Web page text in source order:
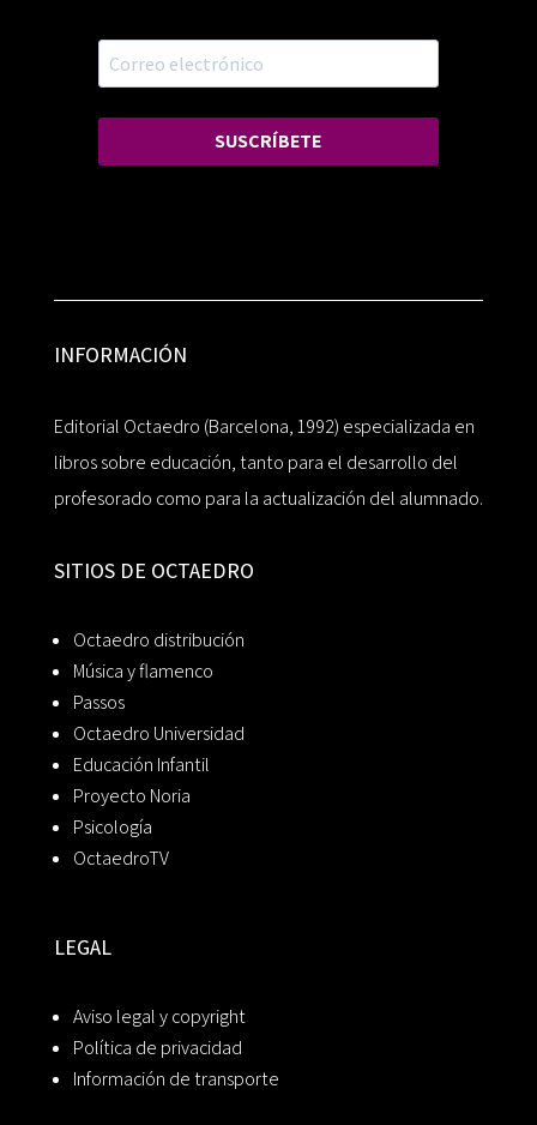
SUSCRÍBETE
INFORMACIÓN
Editorial Octaedro (Barcelona, 1992) especializada en
libros sobre educación, tanto para el desarrollo del
profesorado como para la actualización del alumnado.
SITIOS DE OCTAEDRO
Octaedro distribución
Música y flamenco
Passos
Octaedro Universidad
Educación Infantil
Proyecto Noria
Psicología
OctaedroTV
LEGAL
Aviso legal y copyright
Política de privacidad
Información de transporte